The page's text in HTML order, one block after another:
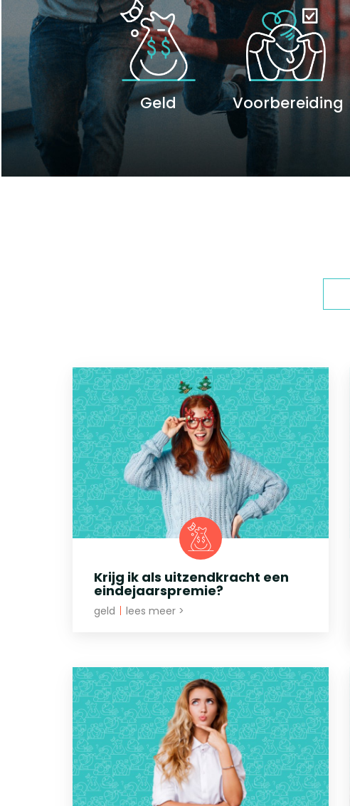
Geld Voorbereiding
Krijg ik als uitzendkracht een
eindejaarspremie?
geld | lees meer >